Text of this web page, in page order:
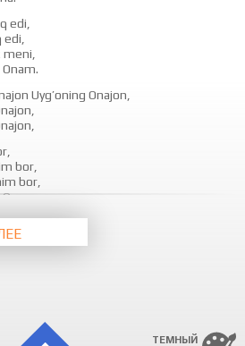
edi,
Onam.
Uyg’oning Onajon,
bor,
bor,
eshitdim,
ТЕМНЫЙ